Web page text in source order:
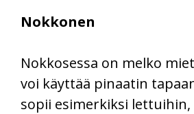
Nokkonen
Nokkosessa on melko
voi käyttää pinaatin
sopii esimerkiksi